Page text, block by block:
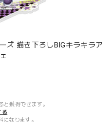
ズ 描き下ろしBIGキラキラア
と獲得できます。
る
なります。